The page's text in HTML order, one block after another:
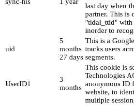
sync-his 1 year
last day when
partner. This is
"tidal_ttid" with
inorder to
uid
5
months
27 days
This is a
tracks users
segments.
UserID1
3
months
This cookie is
Technologies
anonymous ID
website, to
multiple